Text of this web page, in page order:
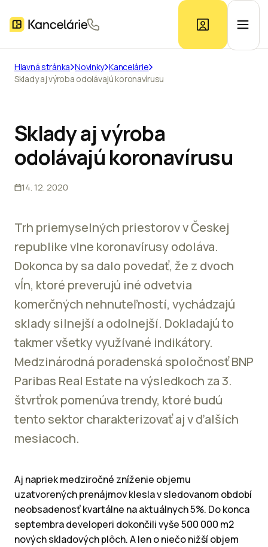
Ponuka kancelárií
Kontakt
Hlavná stránka Novinky Kancelárie
Sklady aj výroba odolávajú koronavírusu
Sklady aj výroba
odolávajú koronavírusu
14. 12. 2020
Trh priemyselných priestorov v Českej
republike vlne koronavírusy odoláva.
Dokonca by sa dalo povedať, že z dvoch
vĺn, ktoré preverujú iné odvetvia
komerčných nehnuteľností, vychádzajú
sklady silnejší a odolnejší. Dokladajú to
takmer všetky využívané indikátory.
Medzinárodná poradenská spoločnosť BNP
Paribas Real Estate na výsledkoch za 3.
štvrťrok pomenúva trendy, ktoré budú
tento sektor charakterizovať aj v ďalších
mesiacoch.
Aj napriek medziročné zníženie objemu
uzatvorených prenájmov klesla v sledovanom období
neobsadenosť kvartálne na aktuálnych 5%. Do konca
septembra developeri dokončili vyše 500 000 m2
nových skladových plôch. A len o niečo nižší objem